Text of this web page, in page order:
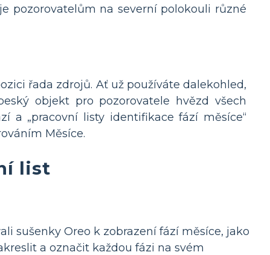
pozorovatelům na severní polokouli různé
řada zdrojů. Ať už používáte dalekohled,
objekt pro pozorovatele hvězd všech
a „pracovní listy identifikace fází měsíce“
Měsíce.
list
sušenky Oreo k zobrazení fází měsíce, jako
a označit každou fázi na svém